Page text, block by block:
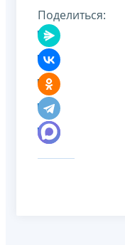
Поделиться: